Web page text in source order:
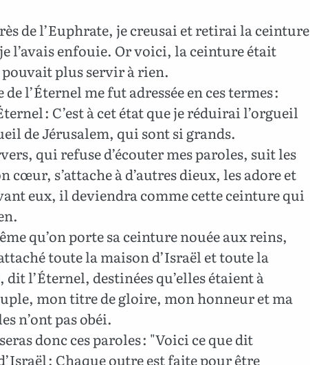
de l’Euphrate, je creusai et retirai la ceinture
l’avais enfouie. Or voici, la ceinture était
plus servir à rien.
l’Éternel me fut adressée en ces termes :
: C’est à cet état que je réduirai l’orgueil
de Jérusalem, qui sont si grands.
qui refuse d’écouter mes paroles, suit les
cœur, s’attache à d’autres dieux, les adore et
eux, il deviendra comme cette ceinture qui
qu’on porte sa ceinture nouée aux reins,
toute la maison d’Israël et toute la
dit l’Éternel, destinées qu’elles étaient à
mon titre de gloire, mon honneur et ma
n’ont pas obéi.
donc ces paroles : "Voici ce que dit
: Chaque outre est faite pour être